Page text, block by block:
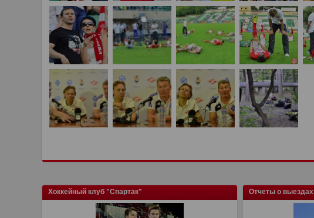
Хоккейный клуб "Спартак" Отчеты о выездах